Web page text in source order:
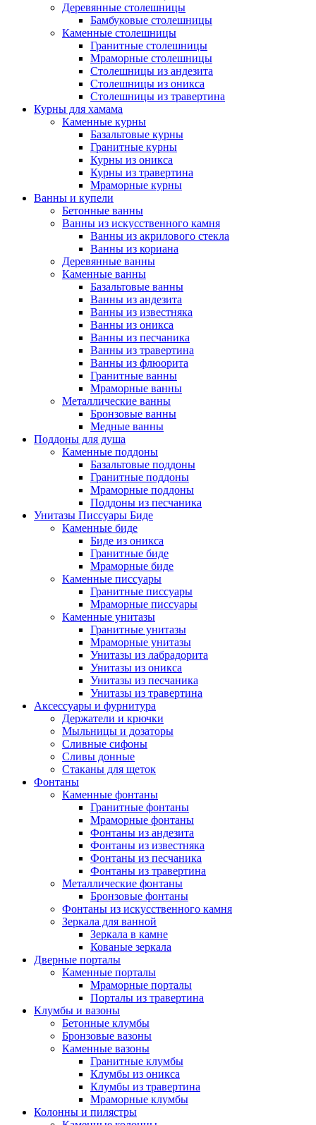
Деревянные столешницы
Бамбуковые столешницы
Каменные столешницы
Гранитные столешницы
Мраморные столешницы
Столешницы из андезита
Столешницы из оникса
Столешницы из травертина
Курны для хамама
Каменные курны
Базальтовые курны
Гранитные курны
Курны из оникса
Курны из травертина
Мраморные курны
Ванны и купели
Бетонные ванны
Ванны из искусственного камня
Ванны из акрилового стекла
Ванны из кориана
Деревянные ванны
Каменные ванны
Базальтовые ванны
Ванны из андезита
Ванны из известняка
Ванны из оникса
Ванны из песчаника
Ванны из травертина
Ванны из флюорита
Гранитные ванны
Мраморные ванны
Металлические ванны
Бронзовые ванны
Медные ванны
Поддоны для душа
Каменные поддоны
Базальтовые поддоны
Гранитные поддоны
Мраморные поддоны
Поддоны из песчаника
Унитазы Писсуары Биде
Каменные биде
Биде из оникса
Гранитные биде
Мраморные биде
Каменные писсуары
Гранитные писсуары
Мраморные писсуары
Каменные унитазы
Гранитные унитазы
Мраморные унитазы
Унитазы из лабрадорита
Унитазы из оникса
Унитазы из песчаника
Унитазы из травертина
Аксессуары и фурнитура
Держатели и крючки
Мыльницы и дозаторы
Сливные сифоны
Сливы донные
Стаканы для щеток
Фонтаны
Каменные фонтаны
Гранитные фонтаны
Мраморные фонтаны
Фонтаны из андезита
Фонтаны из известняка
Фонтаны из песчаника
Фонтаны из травертина
Металлические фонтаны
Бронзовые фонтаны
Фонтаны из искусственного камня
Зеркала для ванной
Зеркала в камне
Кованые зеркала
Дверные порталы
Каменные порталы
Мраморные порталы
Порталы из травертина
Клумбы и вазоны
Бетонные клумбы
Бронзовые вазоны
Каменные вазоны
Гранитные клумбы
Клумбы из оникса
Клумбы из травертина
Мраморные клумбы
Колонны и пилястры